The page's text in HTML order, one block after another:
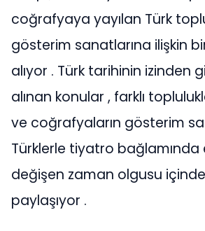
coğrafyaya yayılan Türk
gösterim sanatlarına ilişkin
alıyor . Türk tarihinin izinden
alınan konular , farklı
ve coğrafyaların gösterim
Türklerle tiyatro bağlamında
değişen zaman olgusu
paylaşıyor .